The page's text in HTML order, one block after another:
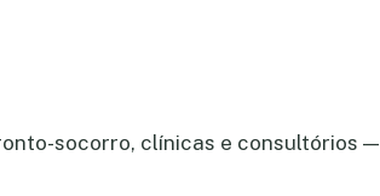
socorro, clínicas e consultórios —